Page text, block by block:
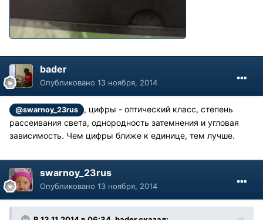
bader
Опубликовано 13 ноября, 2014
@swarnoy_23rus
, цифры - оптический класс, степень
рассеивания света, однородность затемнения и угловая
зависимость. Чем цифры ближе к единице, тем лучше.
swarnoy_23rus
Опубликовано 13 ноября, 2014